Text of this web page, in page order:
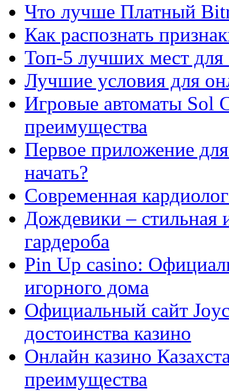
Что лучше Платный
Как распознать
Топ-5 лучших мест для
Лучшие условия для
Игровые автоматы Sol
преимущества
Первое приложение
начать?
Современная
Дождевики – стильная
гардероба
Pin Up casino:
игорного дома
Официальный сайт
достоинства казино
Онлайн казино
преимущества